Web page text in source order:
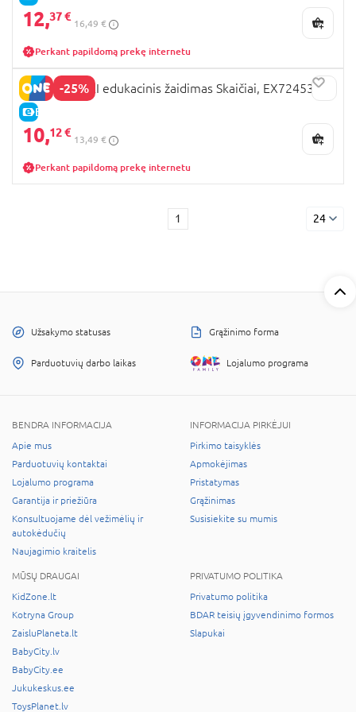
12,37 €
16,49 €
Perkant papildomą prekę internetu
-25%
E-KAINA
MONTESSORI edukacinis žaidimas Skaičiai, EX72453
10,12 €
13,49 €
Perkant papildomą prekę internetu
1 24
Užsakymo statusas Grąžinimo forma
Parduotuvių darbo laikas Lojalumo programa
BENDRA INFORMACIJA
Apie mus
Parduotuvių kontaktai
Lojalumo programa
Garantija ir priežiūra
Konsultuojame dėl vežimėlių ir
autokėdučių
Naujagimio kraitelis
INFORMACIJA PIRKĖJUI
Pirkimo taisyklės
Apmokėjimas
Pristatymas
Grąžinimas
Susisiekite su mumis
MŪSŲ DRAUGAI
KidZone.lt
Kotryna Group
ZaisluPlaneta.lt
BabyCity.lv
BabyCity.ee
Jukukeskus.ee
ToysPlanet.lv
PRIVATUMO POLITIKA
Privatumo politika
BDAR teisių įgyvendinimo formos
Slapukai